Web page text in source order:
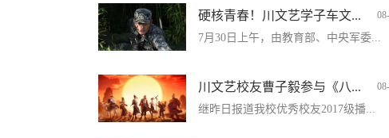
硬核青春！川文艺学子车文...
7月30日上午，由教育部、中央军委...
川文艺校友曹子毅参与《八...
继昨日报道我校优秀校友2017级播...